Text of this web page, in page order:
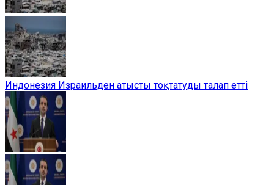
Индонезия Израильден атысты тоқтатуды талап етті